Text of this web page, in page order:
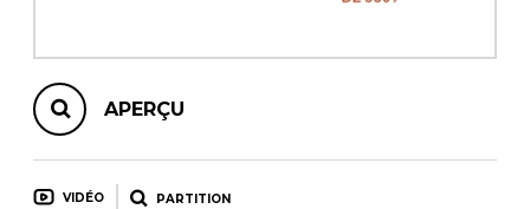
APERÇU
VIDÉO PARTITION